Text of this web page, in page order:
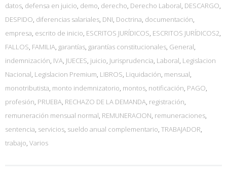
datos, defensa en juicio, demo, derecho, Derecho Laboral, DESCARGO,
DESPIDO, diferencias salariales, DNI, Doctrina, documentación,
empresa, escrito de inicio, ESCRITOS JURÍDICOS, ESCRITOS JURÍDICOS2,
FALLOS, FAMILIA, garantías, garantías constitucionales, General,
indemnización, IVA, JUECES, juicio, Jurisprudencia, Laboral, Legislacion
Nacional, Legislacion Premium, LIBROS, Liquidación, mensual,
monotributista, monto indemnizatorio, montos, notificación, PAGO,
profesión, PRUEBA, RECHAZO DE LA DEMANDA, registración,
remuneración mensual normal, REMUNERACION, remuneraciones,
sentencia, servicios, sueldo anual complementario, TRABAJADOR,
trabajo, Varios